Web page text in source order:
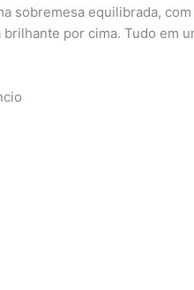
sobremesa equilibrada,
por cima. Tudo em